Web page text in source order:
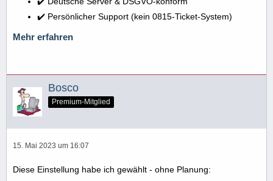
✔️ Persönlicher Support (kein 0815-Ticket-System)
Mehr erfahren
Bosco
Premium-Mitglied
15. Mai 2023 um 16:07
Diese Einstellung habe ich gewählt - ohne Planung: